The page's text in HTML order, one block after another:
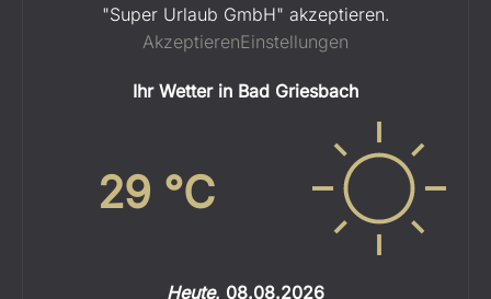
"Super Urlaub GmbH" akzeptieren.
AkzeptierenEinstellungen
Ihr Wetter in Bad Griesbach
29 °C
Heute, 08.08.2026